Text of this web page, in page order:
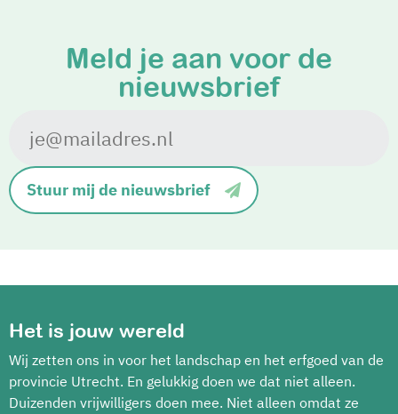
Meld je aan voor de
nieuwsbrief
Stuur mij de nieuwsbrief
Het is jouw wereld
Wij zetten ons in voor het landschap en het erfgoed van de
provincie Utrecht. En gelukkig doen we dat niet alleen.
Duizenden vrijwilligers doen mee. Niet alleen omdat ze